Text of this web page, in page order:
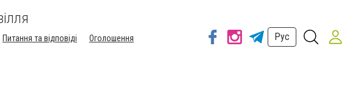
Питання та відповіді
Оголошення
Рус